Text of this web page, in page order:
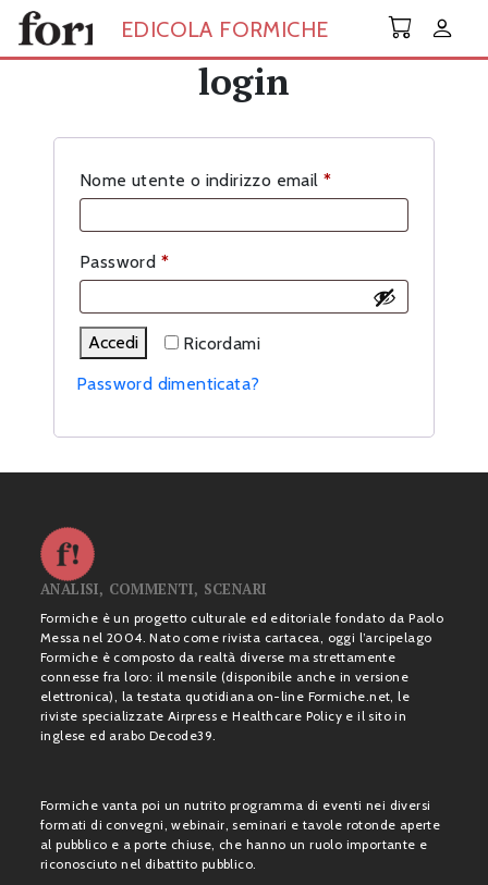
Skip to main content
EDICOLA FORMICHE
login
Nome utente o indirizzo email *Richiesto
Password *Richiesto
Ricordami
Accedi
Password dimenticata?
ANALISI, COMMENTI, SCENARI
Formiche è un progetto culturale ed editoriale fondato da Paolo
Messa nel 2004. Nato come rivista cartacea, oggi l’arcipelago
Formiche è composto da realtà diverse ma strettamente
connesse fra loro: il mensile (disponibile anche in versione
elettronica), la testata quotidiana on-line Formiche.net, le
riviste specializzate Airpress e Healthcare Policy e il sito in
inglese ed arabo Decode39.
Formiche vanta poi un nutrito programma di eventi nei diversi
formati di convegni, webinair, seminari e tavole rotonde aperte
al pubblico e a porte chiuse, che hanno un ruolo importante e
riconosciuto nel dibattito pubblico.